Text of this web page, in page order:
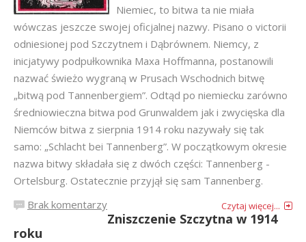
Niemiec, to bitwa ta nie miała
wówczas jeszcze swojej oficjalnej nazwy. Pisano o victorii
odniesionej pod Szczytnem i Dąbrównem. Niemcy, z
inicjatywy podpułkownika Maxa Hoffmanna, postanowili
nazwać świeżo wygraną w Prusach Wschodnich bitwę
„bitwą pod Tannenbergiem”. Odtąd po niemiecku zarówno
średniowieczna bitwa pod Grunwaldem jak i zwycięska dla
Niemców bitwa z sierpnia 1914 roku nazywały się tak
samo: „Schlacht bei Tannenberg”. W początkowym okresie
nazwa bitwy składała się z dwóch części: Tannenberg -
Ortelsburg. Ostatecznie przyjął się sam Tannenberg.
Brak komentarzy
Czytaj więcej...
Zniszczenie Szczytna w 1914
roku